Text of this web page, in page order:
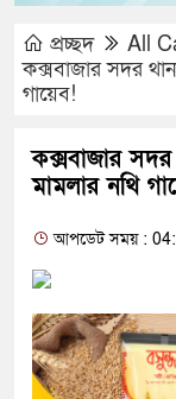
প্রচ্ছদ All
কক্সবাজার সদর
গায়েব!
কক্সবাজার সদর
মামলার নথি
আপডেট সময় :